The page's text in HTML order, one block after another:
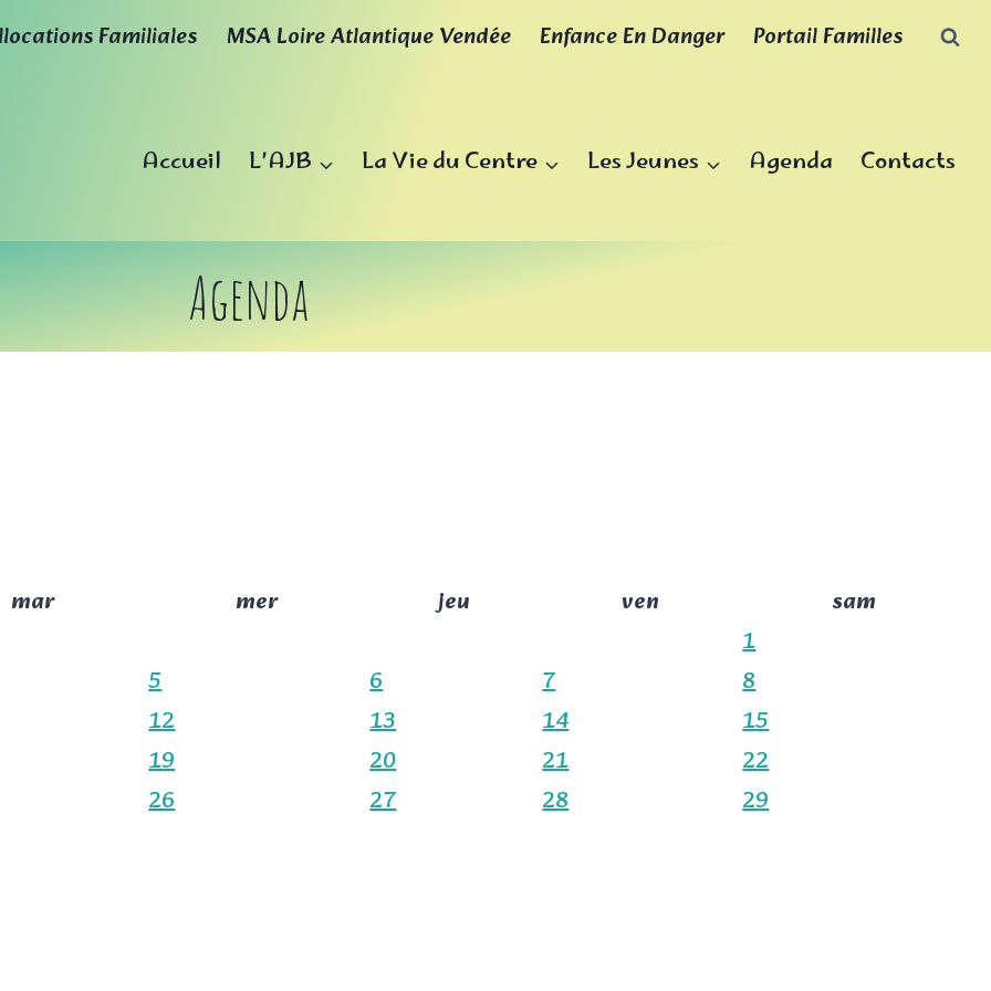
Familiales MSA Loire Atlantique Vendée Enfance En Danger Portail Familles
Accueil L’AJB La Vie du Centre Les Jeunes Agenda Contacts
Agenda
mar mer jeu ven
sam
1
5 6 7
8
12 13 14
15
19 20 21
22
26 27 28
29